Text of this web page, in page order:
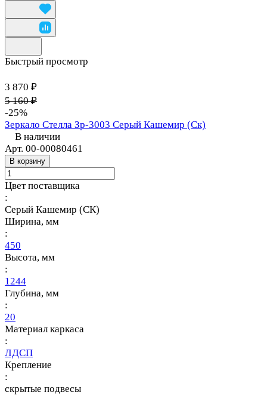
Быстрый просмотр
3 870 ₽
5 160 ₽
-25%
Зеркало Стелла Зр-3003 Серый Кашемир (Ск)
В наличии
Арт. 00-00080461
В корзину
Цвет поставщика
:
Серый Кашемир (СК)
Ширина, мм
:
450
Высота, мм
:
1244
Глубина, мм
:
20
Материал каркаса
:
ЛДСП
Крепление
:
скрытые подвесы